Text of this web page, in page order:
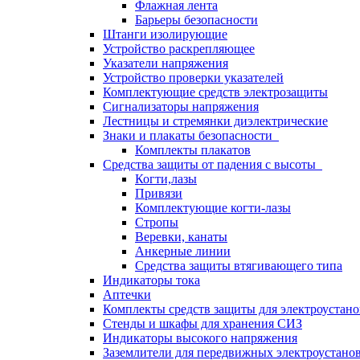
Флажная лента
Барьеры безопасности
Штанги изолирующие
Устройство раскрепляющее
Указатели напряжения
Устройство проверки указателей
Комплектующие средств электрозащиты
Сигнализаторы напряжения
Лестницы и стремянки диэлектрические
Знаки и плакаты безопасности
Комплекты плакатов
Средства защиты от падения с высоты
Когти,лазы
Привязи
Комплектующие когти-лазы
Стропы
Веревки, канаты
Анкерные линии
Средства защиты втягивающего типа
Индикаторы тока
Аптечки
Комплекты средств защиты для
Стенды и шкафы для хранения СИЗ
Индикаторы высокого напряжения
Заземлители для передвижных